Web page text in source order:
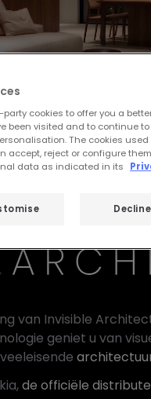
van Invisible
geniet u van
de officiële
cookies to offer you a
been visited and to continue to
The cookies used
accept, reject or configure
data as indicated in its
Decline